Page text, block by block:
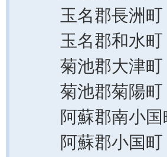
玉名郡長洲町
玉名郡和水町
菊池郡大津町
菊池郡菊陽町
阿蘇郡南小国
阿蘇郡小国町